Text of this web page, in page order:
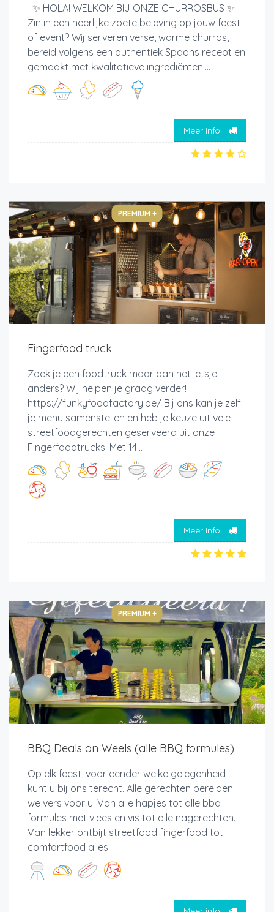
✨ HOLA! WELKOM BIJ ONZE CHURROSBUS ✨
Zin in een heerlijke zoete beleving op jouw feest
of event? Wij serveren verse, warme churros,
bereid volgens een authentiek Spaans recept en
gemaakt met kwalitatieve ingrediënten....
Meer info
PREMIUM +
Fingerfood truck
Zoek je een foodtruck maar dan net ietsje
anders? Wij helpen je graag verder!
https://funkyfoodfactory.be/ Bij ons kan je zelf
je menu samenstellen en heb je keuze uit vele
streetfoodgerechten geserveerd uit onze
Fingerfoodtrucks. Met 14...
Meer info
PREMIUM +
BBQ Deals on Weels (alle BBQ formules)
Op elk feest, voor eender welke gelegenheid
kunt u bij ons terecht. Alle gerechten bereiden
we vers voor u. Van alle hapjes tot alle bbq
formules met vlees en vis tot alle nagerechten.
Van lekker ontbijt streetfood fingerfood tot
comfortfood alles...